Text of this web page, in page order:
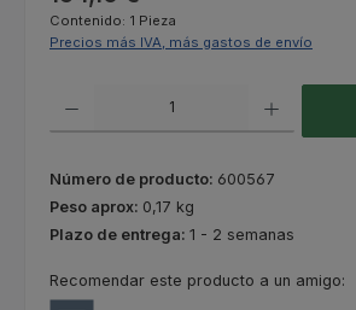
Contenido: 1 Pieza
Precios más IVA, más gastos de envío
Número de producto: 600567
Peso aprox: 0,17 kg
Plazo de entrega: 1 - 2 semanas
Recomendar este producto a un amigo: